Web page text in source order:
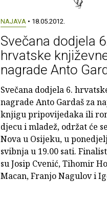
NAJAVA• 18.05.2012.
Svečana dodjela
hrvatske
nagrade Anto
Svečana dodjela 6.
nagrade Anto Gardaš za
knjigu pripovijedaka ili
djecu i mladež, održat će
Nova u Osijeku, u
svibnja u 19.00 sati.
su Josip Cvenić, Tihomir
Macan, Franjo Nagulov i